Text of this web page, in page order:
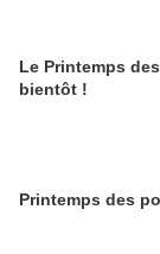
Le Printemps
bientôt !
Printemps des